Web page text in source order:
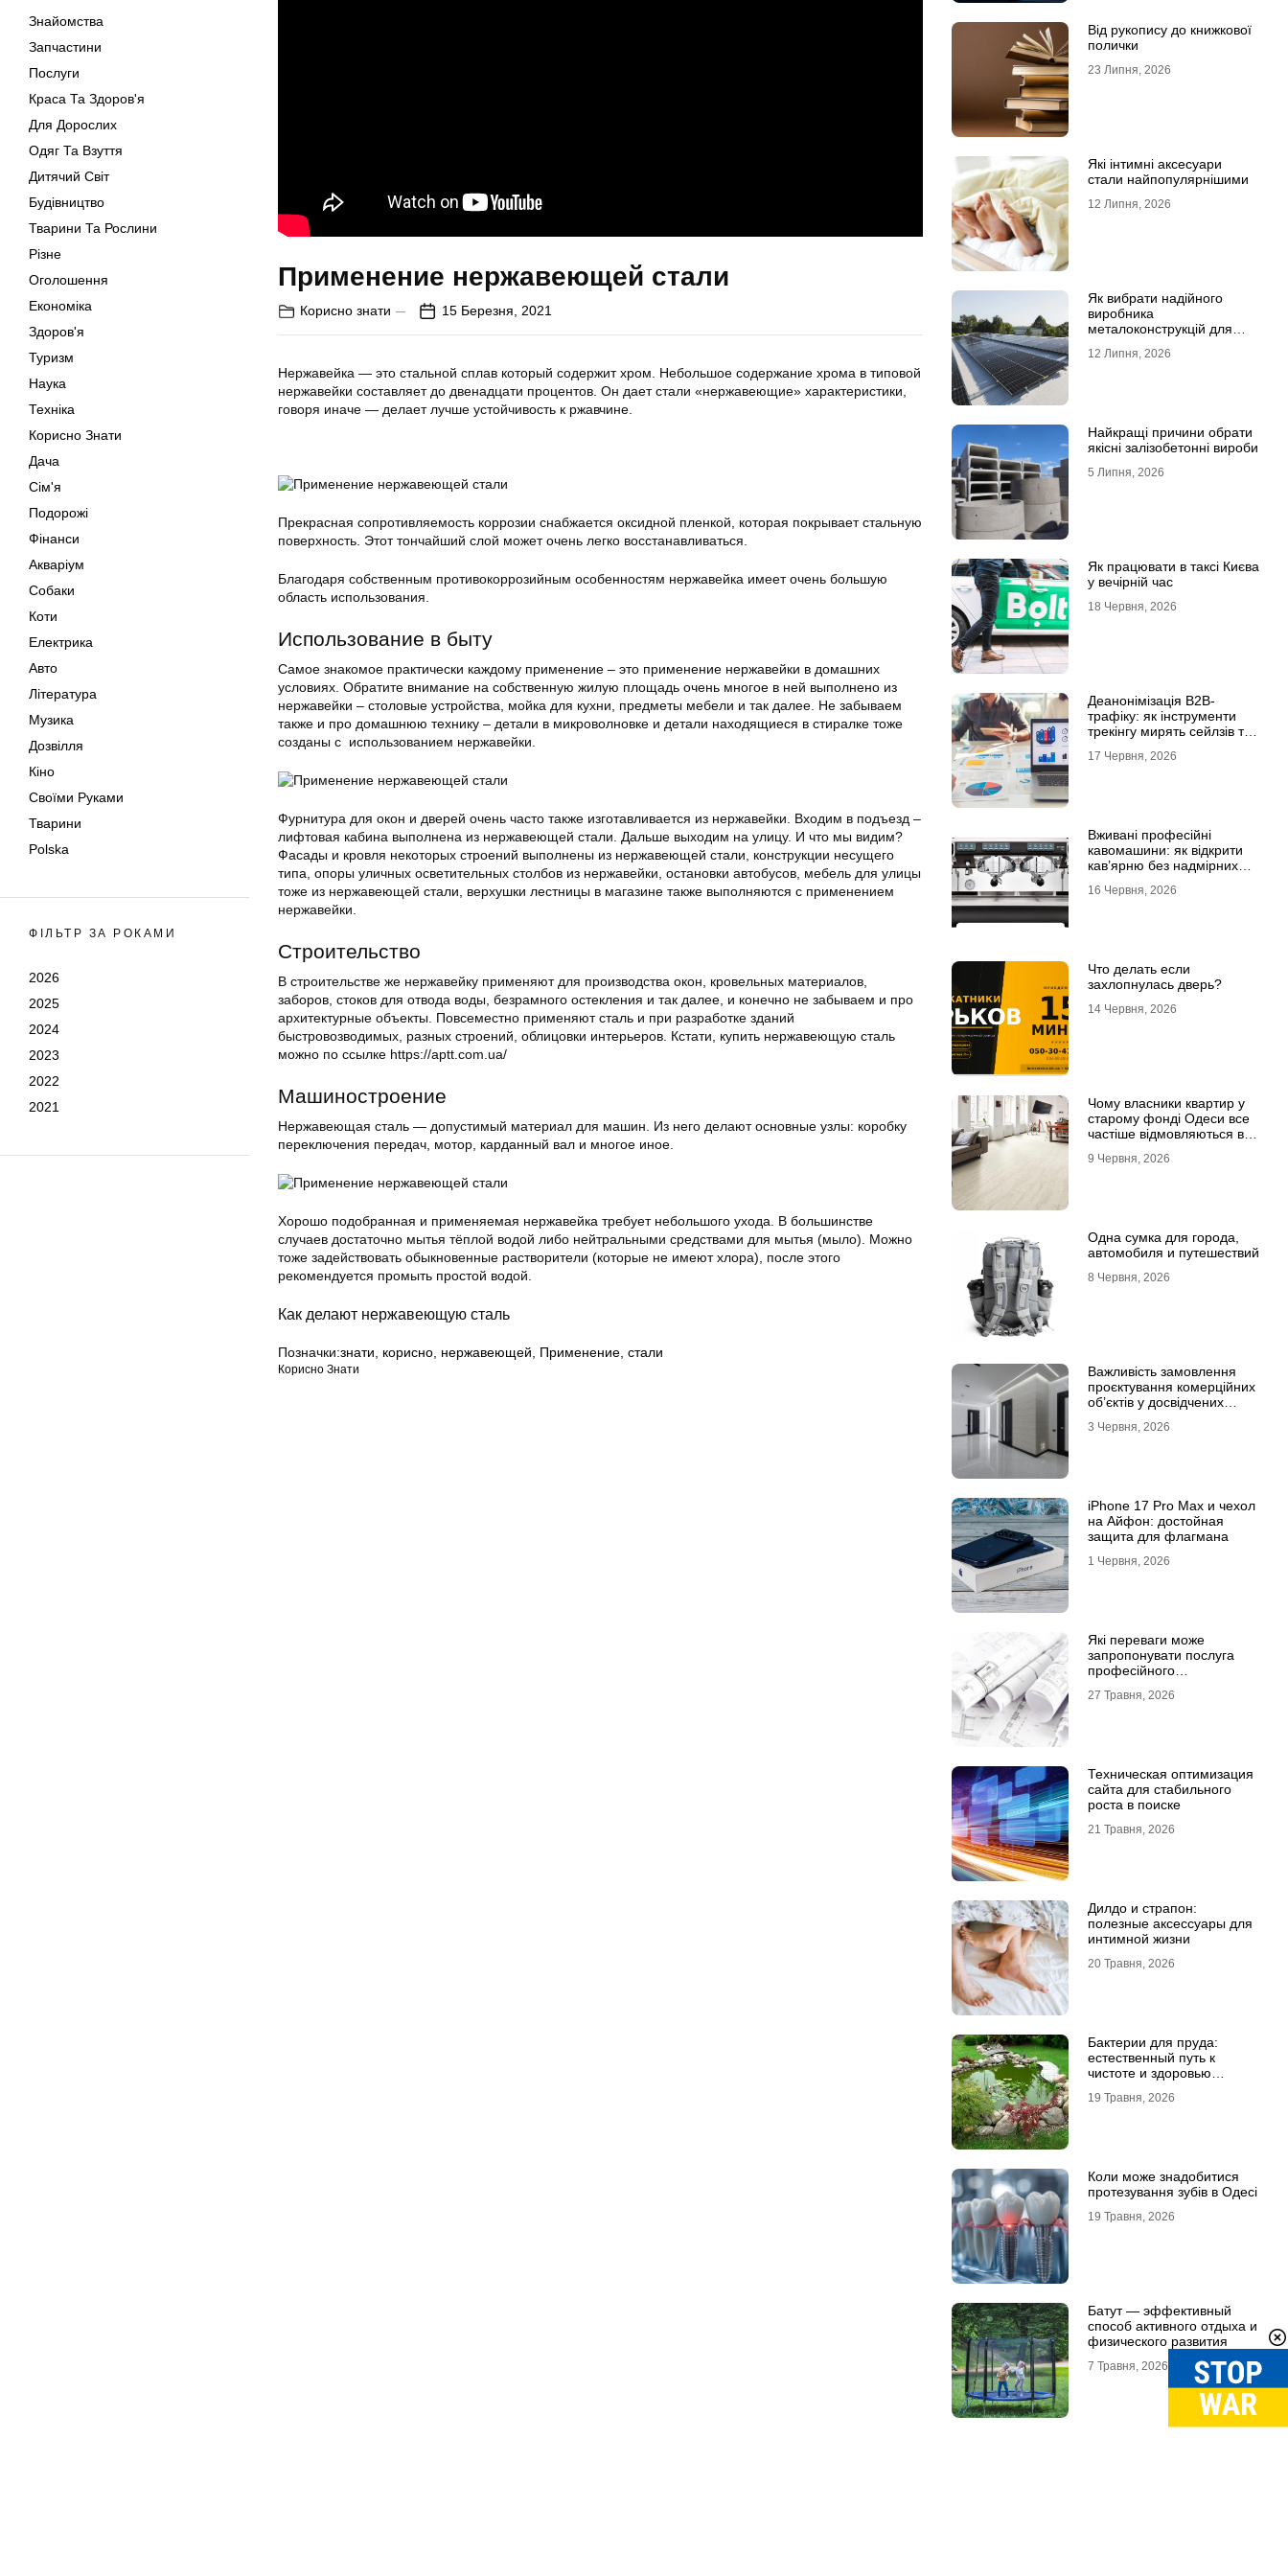
Знайомства
Запчастини
Послуги
Краса Та Здоров'я
Для Дорослих
Одяг Та Взуття
Дитячий Світ
Будівництво
Тварини Та Рослини
Різне
Оголошення
Економіка
Здоров'я
Туризм
Наука
Техніка
Корисно Знати
Дача
Сім'я
Подорожі
Фінанси
Акваріум
Собаки
Коти
Електрика
Авто
Література
Музика
Дозвілля
Кіно
Своїми Руками
Тварини
Polska
ФІЛЬТР ЗА РОКАМИ
2026
2025
2024
2023
2022
2021
Применение нержавеющей стали
Корисно знати 15 Березня, 2021
Нержавейка — это стальной сплав который содержит хром. Небольшое содержание хрома в типовой
нержавейки составляет до двенадцати процентов. Он дает стали «нержавеющие» характеристики,
говоря иначе — делает лучше устойчивость к ржавчине.
Прекрасная сопротивляемость коррозии снабжается оксидной пленкой, которая покрывает стальную
поверхность. Этот тончайший слой может очень легко восстанавливаться.
Благодаря собственным противокоррозийным особенностям нержавейка имеет очень большую
область использования.
Использование в быту
Самое знакомое практически каждому применение – это применение нержавейки в домашних
условиях. Обратите внимание на собственную жилую площадь очень многое в ней выполнено из
нержавейки – столовые устройства, мойка для кухни, предметы мебели и так далее. Не забываем
также и про домашнюю технику – детали в микроволновке и детали находящиеся в стиралке тоже
созданы с использованием нержавейки.
Фурнитура для окон и дверей очень часто также изготавливается из нержавейки. Входим в подъезд –
лифтовая кабина выполнена из нержавеющей стали. Дальше выходим на улицу. И что мы видим?
Фасады и кровля некоторых строений выполнены из нержавеющей стали, конструкции несущего
типа, опоры уличных осветительных столбов из нержавейки, остановки автобусов, мебель для улицы
тоже из нержавеющей стали, верхушки лестницы в магазине также выполняются с применением
нержавейки.
Строительство
В строительстве же нержавейку применяют для производства окон, кровельных материалов,
заборов, стоков для отвода воды, безрамного остекления и так далее, и конечно не забываем и про
архитектурные объекты. Повсеместно применяют сталь и при разработке зданий
быстровозводимых, разных строений, облицовки интерьеров. Кстати, купить нержавеющую сталь
можно по ссылке https://aptt.com.ua/
Машиностроение
Нержавеющая сталь — допустимый материал для машин. Из него делают основные узлы: коробку
переключения передач, мотор, карданный вал и многое иное.
Хорошо подобранная и применяемая нержавейка требует небольшого ухода. В большинстве
случаев достаточно мытья тёплой водой либо нейтральными средствами для мытья (мыло). Можно
тоже задействовать обыкновенные растворители (которые не имеют хлора), после этого
рекомендуется промыть простой водой.
Как делают нержавеющую сталь
Позначки:знати, корисно, нержавеющей, Применение, стали
Корисно Знати
Від рукопису до книжкової
полички
23 Липня, 2026
Які інтимні аксесуари
стали найпопулярнішими
12 Липня, 2026
Як вибрати надійного
виробника
металоконструкцій для
12 Липня, 2026
Найкращі причини обрати
якісні залізобетонні вироби
5 Липня, 2026
Як працювати в таксі Києва
у вечірній час
18 Червня, 2026
Деанонімізація B2B-
трафіку: як інструменти
трекінгу мирять сейлзів та
17 Червня, 2026
Вживані професійні
кавомашини: як відкрити
кав’ярню без надмірних
16 Червня, 2026
Что делать если
захлопнулась дверь?
14 Червня, 2026
Чому власники квартир у
старому фонді Одеси все
частіше відмовляються від
ламінату
9 Червня, 2026
Одна сумка для города,
автомобиля и путешествий
8 Червня, 2026
Важливість замовлення
проєктування комерційних
об’єктів у досвідчених
3 Червня, 2026
iPhone 17 Pro Max и чехол
на Айфон: достойная
защита для флагмана
1 Червня, 2026
Які переваги може
запропонувати послуга
професійного
27 Травня, 2026
Техническая оптимизация
сайта для стабильного
роста в поиске
21 Травня, 2026
Дилдо и страпон:
полезные аксессуары для
интимной жизни
20 Травня, 2026
Бактерии для пруда:
естественный путь к
чистоте и здоровью
19 Травня, 2026
Коли може знадобитися
протезування зубів в Одесі
19 Травня, 2026
Батут — эффективный
способ активного отдыха и
физического развития
7 Травня, 2026